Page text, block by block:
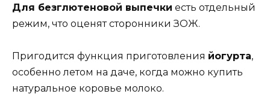
Для безглютеновой выпечки есть отдельный
режим, что оценят сторонники ЗОЖ.
Пригодится функция приготовления йогурта,
особенно летом на даче, когда можно купить
натуральное коровье молоко.